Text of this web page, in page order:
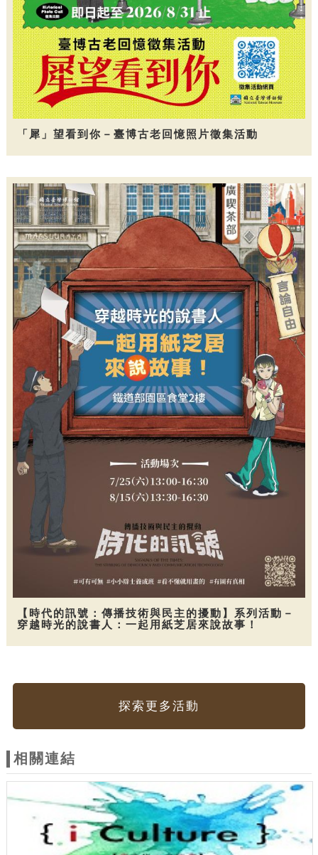
「犀」望看到你－臺博古老回憶照片徵集活動
【時代的訊號：傳播技術與民主的擾動】系列活動－
穿越時光的說書人：一起用紙芝居來說故事！
探索更多活動
相關連結